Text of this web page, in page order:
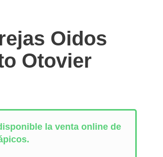
Oidos
Otovier
la venta online de